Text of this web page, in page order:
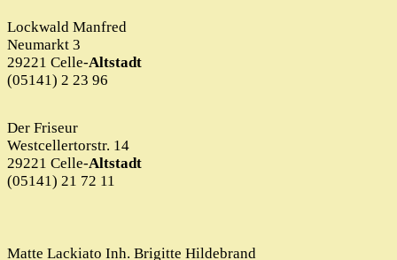
Lockwald Manfred
Neumarkt 3
29221 Celle-Altstadt
(05141) 2 23 96
Der Friseur
Westcellertorstr. 14
29221 Celle-Altstadt
(05141) 21 72 11
Matte Lackiato Inh. Brigitte Hildebrand